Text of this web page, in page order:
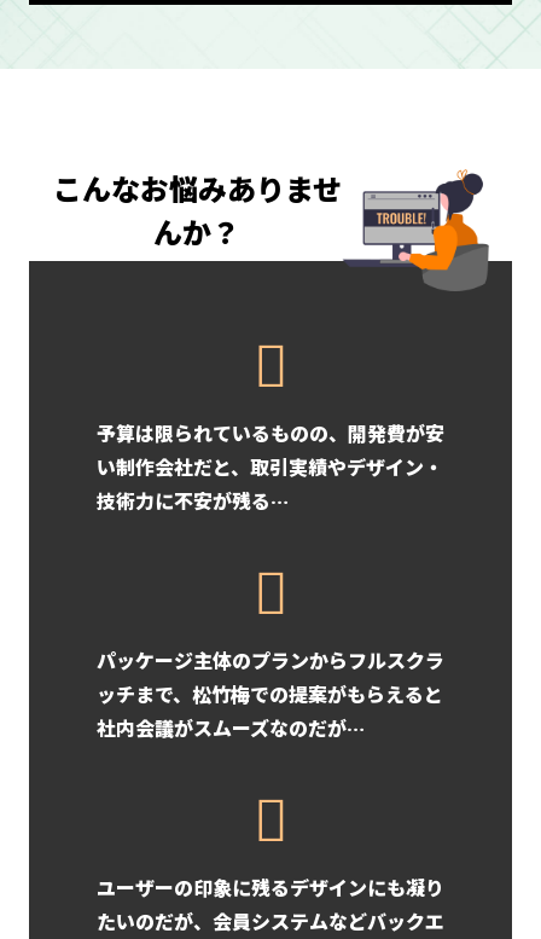
こんなお悩みありませ
んか？
予算は限られているものの、開発費が安
い制作会社だと、取引実績やデザイン・
技術力に不安が残る…
パッケージ主体のプランからフルスクラ
ッチまで、松竹梅での提案がもらえると
社内会議がスムーズなのだが…
ユーザーの印象に残るデザインにも凝り
たいのだが、会員システムなどバックエ